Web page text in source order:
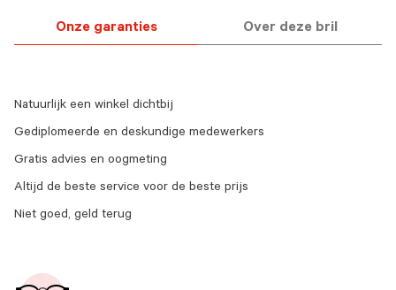
Onze garanties Over deze bril
Natuurlijk een winkel dichtbij
Gediplomeerde en deskundige medewerkers
Gratis advies en oogmeting
Altijd de beste service voor de beste prijs
Niet goed, geld terug